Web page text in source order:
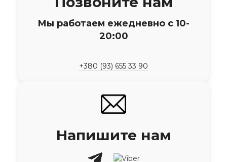
Мы работаем ежедневно с 10-
20:00
+380 (93) 655 33 90
Напишите нам